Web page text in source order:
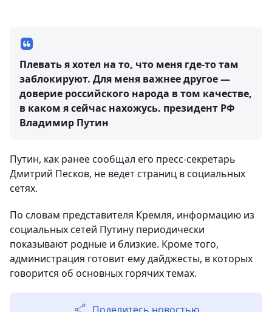
Плевать я хотел на то, что меня где-то там
заблокируют. Для меня важнее другое —
доверие российского народа в том качестве,
в каком я сейчас нахожусь. президент РФ
Владимир Путин
Путин, как ранее сообщал его пресс-секретарь
Дмитрий Песков, не ведет страниц в социальных
сетях.
По словам представителя Кремля, информацию из
социальных сетей Путину периодически
показывают родные и близкие. Кроме того,
администрация готовит ему дайджесты, в которых
говорится об основных горячих темах.